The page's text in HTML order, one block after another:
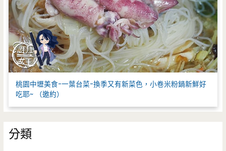
桃園中壢美食-一葉台菜-換季又有新菜色，小卷米粉鍋新鮮好
吃耶~ （邀約）
分類